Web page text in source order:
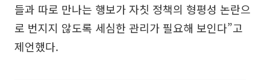
들과 따로 만나는 행보가 자칫 정책의 형평성 논란으
로 번지지 않도록 세심한 관리가 필요해 보인다”고
제언했다.